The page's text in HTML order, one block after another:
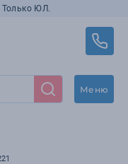
Только ЮЛ.
Меню